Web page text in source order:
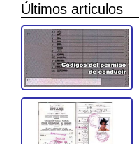
Últimos articulos